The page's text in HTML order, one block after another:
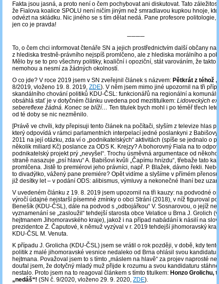
Fakta jsou jasná, a proto není o čem pochybovat ani diskutovat. Tato
že Fialova koalice SPOLU není ničím jiným než smradlavou kupkou hnoje,
odvézt na skládku. Nic jiného se s tím dělat nedá. Pane profesore politologie,
jen co je pravda!
────
To, o čem chci informovat čtenáře SN a jejich prostřednictvím další občany
z hlediska trestně-právního nejspíš promlčeno, ale z hlediska morálního a
Mělo by se to pro všechny politiky, koaliční i opoziční, stát varováním, že takto
nemohou a nesmí za žádných okolností.
O co jde? V roce 2019 jsem v SN zveřejnil článek s názvem: Pětkrát z téhož
8/2019, vloženo 19. 8. 2019, ZDE). V něm jsem mimo jiné upozornil na tři
skandálního chování politiků KDU-ČSL: funkcionářů na regionální a
obsáhlá stať je v dotyčném článku uvedena pod mezititulkem: Lidoveckých
sebereflexe žádná. Konec se blíží… Ten titulek bych mohl i po téměř třech
od té doby se nic nezměnilo.
[Právě ve chvíli, kdy přepisuji tento článek na počítači, slyším z televize hlas
který odpovídá v rámci parlamentních interpelací jedné poslankyni z Babišovy
2011 na její otázku, zda ví o „podnikatelských“ aktivitách (spíše se jednalo o
několik miliard Kč) poslance za ODS K. Krejzy? A bohorovný Fiala na to
podnikatelský projekt prý „nevyšel“. Trochu úsměvná argumentace od
straně nasazuje „psí hlavu“ A. Babišovi kvůli „Čapímu hnízdu“, třebaže tato
promlčena. Jistě to premiérovi jeho právníci, např. P. Blažek, dávno řekli.
to divadýlko, vážený pane premiére? Opět vidíme a slyšíme v přímém
již desítky let – v podání ODS: alibismus, výmluvy a nekonečné lhaní bez
V uvedeném článku z 19. 8. 2019 jsem upozornil na tři kauzy: na podvodné
výročí údajné nejstarší písemné zmínky o obci Strání (2018), v níž figuroval
Benešík (KDU-ČSL), dále na podvod s „odbojářkou“ V. Sosnarovou, o jejíž
vyznamenání se „zasloužil“ tehdejší starosta obce Velatice u Brna J. Grolich
hejtmanem Jihomoravského kraje), jakož i na případ nabádání k násilí na
prezidentce Z. Čaputové, k němuž vyzýval v r. 2019 tehdejší jihomoravský
KDU-ČSL M. Venuta.
K případu J. Grolicha (KDU-ČSL) jsem se vrátil o rok později, v době, kdy
politik z malé jihomoravské vesnice nedaleko od Brna ohlásil svou
hejtmana. Považoval jsem to s tímto „máslem na hlavě“ za projev naprosté
doufal jsem, že dotyčný mladý muž přijde k rozumu a svou kandidaturu
nestalo. Proto jsem na to reagoval článkem s tímto titulkem: Honzo Grolichu,
„nedáš“! (SN č. 9/2020, vloženo 29. 9. 2020, ZDE).